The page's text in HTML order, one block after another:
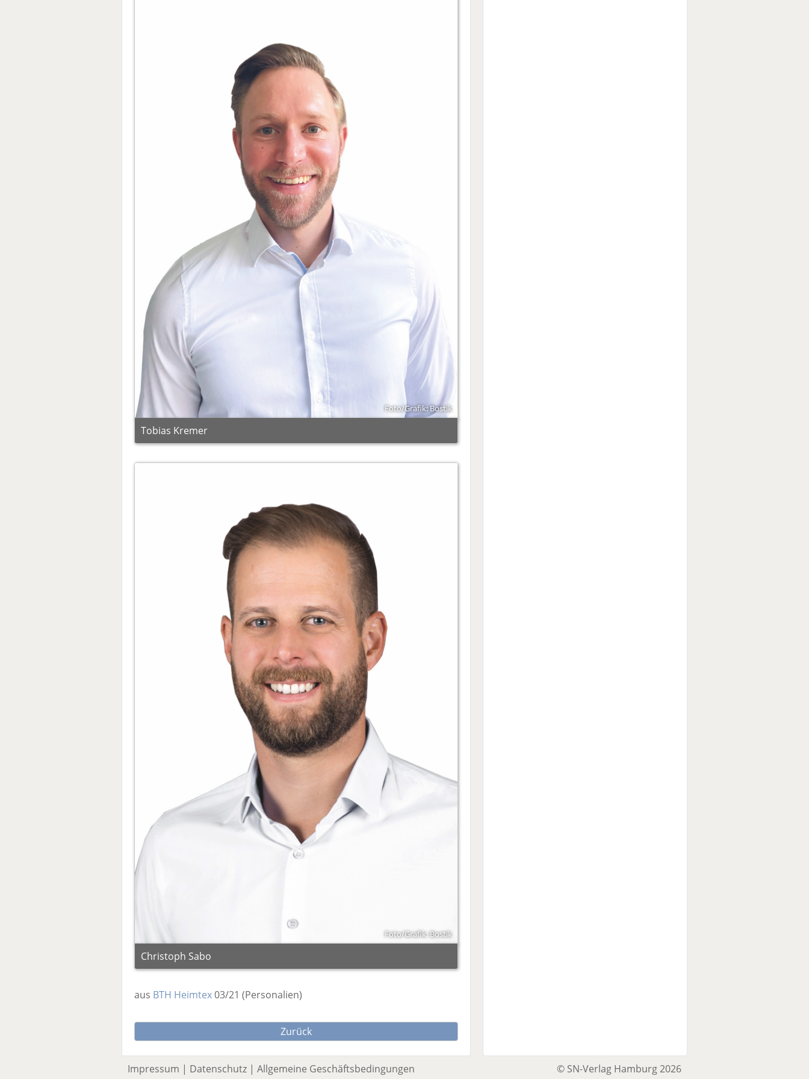
Foto/Grafik: Bostik
Tobias Kremer
Foto/Grafik: Bostik
Christoph Sabo
aus BTH Heimtex03/21 (Personalien)
Zurück
Impressum | Datenschutz | Allgemeine Geschäftsbedingungen © SN-Verlag Hamburg 2026